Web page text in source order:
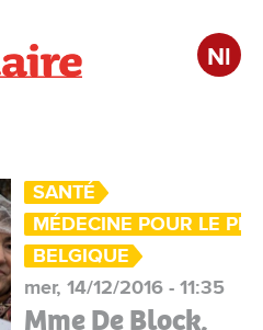
Nl
SANTÉ
MÉDECINE POUR LE
BELGIQUE
mer, 14/12/2016 - 11:35
Mme De Block,